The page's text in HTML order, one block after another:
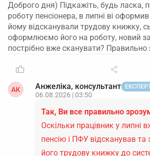
Доброго дня) Підкажіть, будь ласка,
роботу пенсіонера, в липні ві
йому відсканували трудову книжку,
оформлюємо його на роботу, новий
пострібно вже сканувати?
АК Анжеліка, консультант
06.08.2026 | 03:50
Так, Ви все правильно
Оскільки працівник у липні
пенсію і ПФУ відсканував
його трудову книжку до